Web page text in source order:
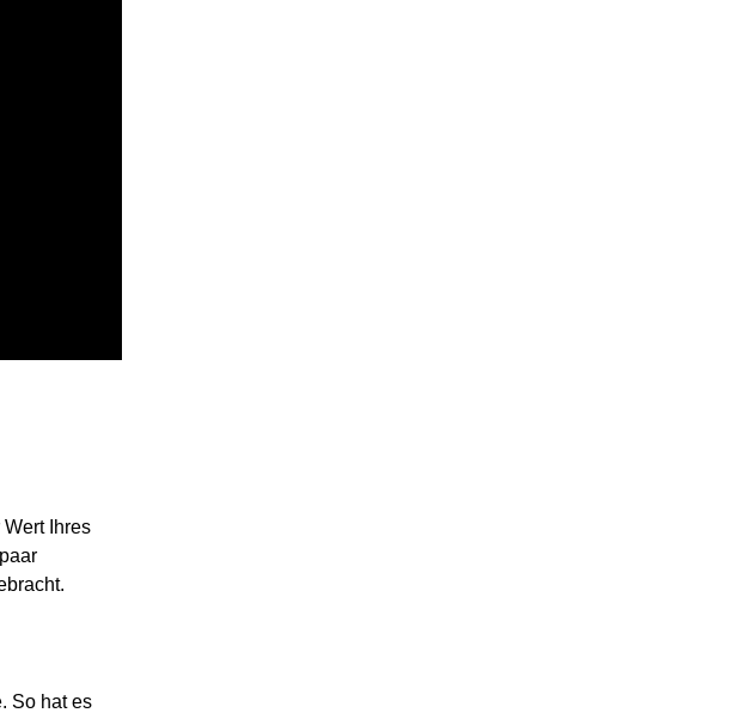
Ihres
So hat es